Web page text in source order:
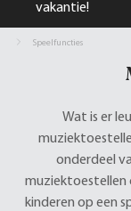
vakantie!
Speelfuncties
Wat is er
onderdeel
muziektoestellen
kinderen op een